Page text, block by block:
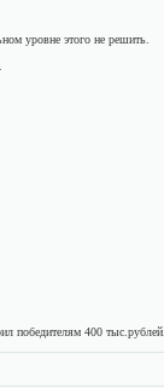
уровне этого не решить.
победителям 400